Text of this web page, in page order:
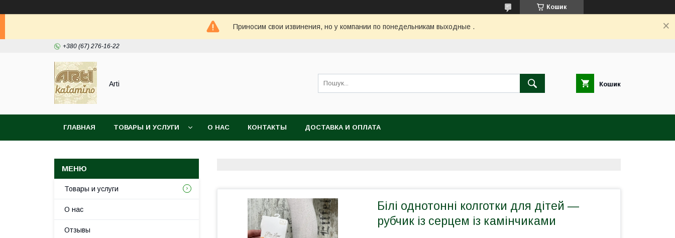
Кошик
Приносим свои извинения, но у компании по понедельникам выходные .
+380 (67) 276-16-22
Arti Кошик
ГЛАВНАЯ ТОВАРЫ И УСЛУГИ О НАС КОНТАКТЫ ДОСТАВКА И ОПЛАТА
Білі однотонні колготки для дітей —
рубчик із серцем із камінчиками
Товары и услуги
О нас
Отзывы